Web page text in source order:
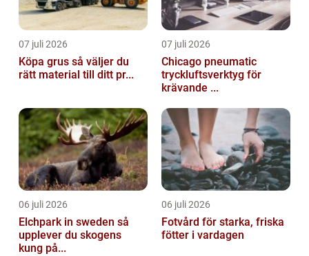
07 juli 2026
Köpa grus så väljer du
rätt material till ditt pr...
07 juli 2026
Chicago pneumatic
tryckluftsverktyg för
krävande ...
06 juli 2026
Elchpark in sweden så
upplever du skogens
kung på...
06 juli 2026
Fotvård för starka, friska
fötter i vardagen